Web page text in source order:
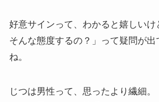
好意サインって、わかると嬉しい
そんな態度するの？」って疑問が出
ね。
じつは男性って、思ったより繊細。